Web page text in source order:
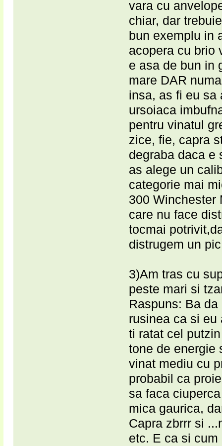
vara cu
chiar, dar
bun exemplu in
acopera cu brio
e asa de bun in
mare DAR
insa, as fi eu sa
ursoiaca
pentru vinatul
zice, fie, capra
degraba daca e
as alege un
categorie mai
300 Winchester
care nu face
tocmai
distrugem un
3)Am tras cu
peste mari si
Raspuns: Ba
rusinea ca si eu
ti ratat cel
tone de energie
vinat mediu cu
probabil ca
sa faca
mica gaurica,
Capra zbrrr si
etc. E ca si